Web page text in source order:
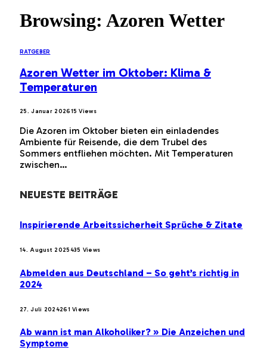
Browsing: Azoren Wetter
RATGEBER
Azoren Wetter im Oktober: Klima &
Temperaturen
25. Januar 202615Views
Die Azoren im Oktober bieten ein einladendes
Ambiente für Reisende, die dem Trubel des
Sommers entfliehen möchten. Mit Temperaturen
zwischen…
NEUESTE BEITRÄGE
Inspirierende Arbeitssicherheit Sprüche & Zitate
14. August 2025435 Views
Abmelden aus Deutschland – So geht’s richtig in
2024
27. Juli 2024261Views
Ab wann ist man Alkoholiker? » Die Anzeichen und
Symptome